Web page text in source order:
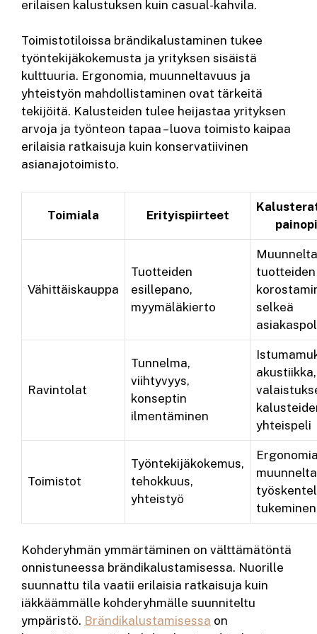
erilaisen kalustuksen kuin casual-kahvila.
Toimistotiloissa brändikalustaminen tukee
työntekijäkokemusta ja yrityksen sisäistä
kulttuuria. Ergonomia, muunneltavuus ja
yhteistyön mahdollistaminen ovat tärkeitä
tekijöitä. Kalusteiden tulee heijastaa yrityksen
arvoja ja työnteon tapaa – luova toimisto kaipaa
erilaisia ratkaisuja kuin konservatiivinen
asianajotoimisto.
Toimiala Erityispiirteet
Vähittäiskauppa
Tuotteiden
esillepano,
myymäläkierto
tuotteiden
selkeä
Ravintolat
Tunnelma,
viihtyvyys,
konseptin
ilmentäminen
akustiikka,
yhteispeli
Toimistot
Työntekijäkokemus,
tehokkuus,
yhteistyö
tukeminen
Kohderyhmän ymmärtäminen on välttämätöntä
onnistuneessa brändikalustamisessa. Nuorille
suunnattu tila vaatii erilaisia ratkaisuja kuin
iäkkäämmälle kohderyhmälle suunniteltu
ympäristö. Brändikalustamisessa on